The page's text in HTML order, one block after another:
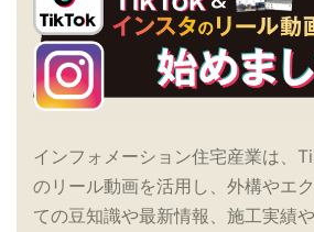
インフォメーション住宅産業は、
のリール動画を活用し、外構やエ
ての豆知識や最新情報、施工実績